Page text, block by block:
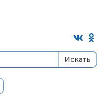
Искать